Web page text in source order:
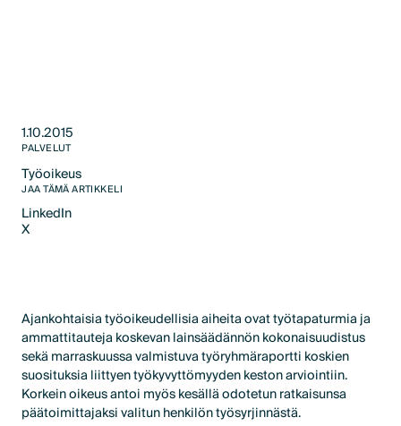
1.10.2015
PALVELUT
Työoikeus
Text Link
JAA TÄMÄ ARTIKKELI
LinkedIn
LinkedIn
X
Ajankohtaisia työoikeudellisia aiheita ovat työtapaturmia ja
ammattitauteja koskevan lainsäädännön kokonaisuudistus
sekä marraskuussa valmistuva työryhmäraportti koskien
suosituksia liittyen työkyvyttömyyden keston arviointiin.
Korkein oikeus antoi myös kesällä odotetun ratkaisunsa
päätoimittajaksi valitun henkilön työsyrjinnästä.